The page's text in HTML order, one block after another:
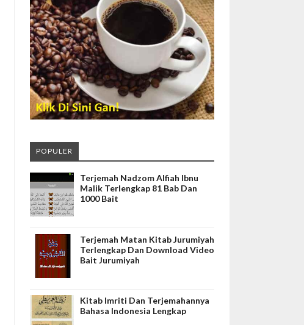
POPULER
Terjemah Nadzom Alfiah Ibnu
Malik Terlengkap 81 Bab Dan
1000 Bait
Terjemah Matan Kitab Jurumiyah
Terlengkap Dan Download Video
Bait Jurumiyah
Kitab Imriti Dan Terjemahannya
Bahasa Indonesia Lengkap